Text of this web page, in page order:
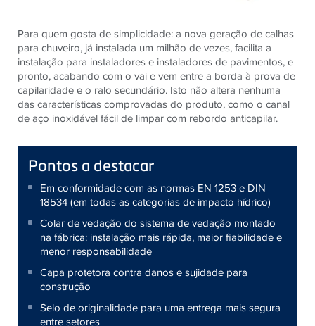
Para quem gosta de simplicidade: a nova geração de calhas
para chuveiro, já instalada um milhão de vezes, facilita a
instalação para instaladores e instaladores de pavimentos, e
pronto, acabando com o vai e vem entre a borda à prova de
capilaridade e o ralo secundário. Isto não altera nenhuma
das características comprovadas do produto, como o canal
de aço inoxidável fácil de limpar com rebordo anticapilar.
Pontos a destacar
Em conformidade com as normas EN 1253 e DIN
18534 (em todas as categorias de impacto hídrico)
Colar de vedação do sistema de vedação montado
na fábrica: instalação mais rápida, maior fiabilidade e
menor responsabilidade
Capa protetora contra danos e sujidade para
construção
Selo de originalidade para uma entrega mais segura
entre setores